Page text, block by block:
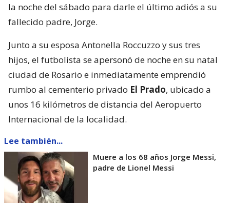
la noche del sábado para darle el último adiós a su
fallecido padre, Jorge.
Junto a su esposa Antonella Roccuzzo y sus tres
hijos, el futbolista se apersonó de noche en su natal
ciudad de Rosario e inmediatamente emprendió
rumbo al cementerio privado El Prado, ubicado a
unos 16 kilómetros de distancia del Aeropuerto
Internacional de la localidad.
Lee también...
Muere a los 68 años Jorge Messi,
padre de Lionel Messi